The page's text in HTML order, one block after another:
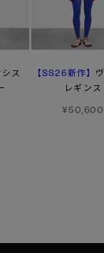
ス
【SS26新作】
レギンス
¥50,600